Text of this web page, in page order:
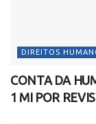
DIREITOS
CONTA DA
1 MI POR